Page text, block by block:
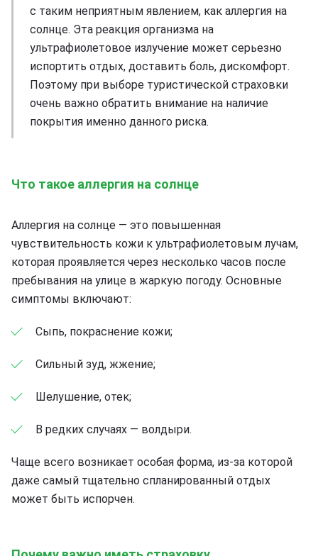
с таким неприятным явлением, как аллергия на
солнце. Эта реакция организма на
ультрафиолетовое излучение может серьезно
испортить отдых, доставить боль, дискомфорт.
Поэтому при выборе туристической страховки
очень важно обратить внимание на наличие
покрытия именно данного риска.
Что такое аллергия на солнце
Аллергия на солнце — это повышенная
чувствительность кожи к ультрафиолетовым лучам,
которая проявляется через несколько часов после
пребывания на улице в жаркую погоду. Основные
симптомы включают:
Сыпь, покраснение кожи;
Сильный зуд, жжение;
Шелушение, отек;
В редких случаях — волдыри.
Чаще всего возникает особая форма, из-за которой
даже самый тщательно спланированный отдых
может быть испорчен.